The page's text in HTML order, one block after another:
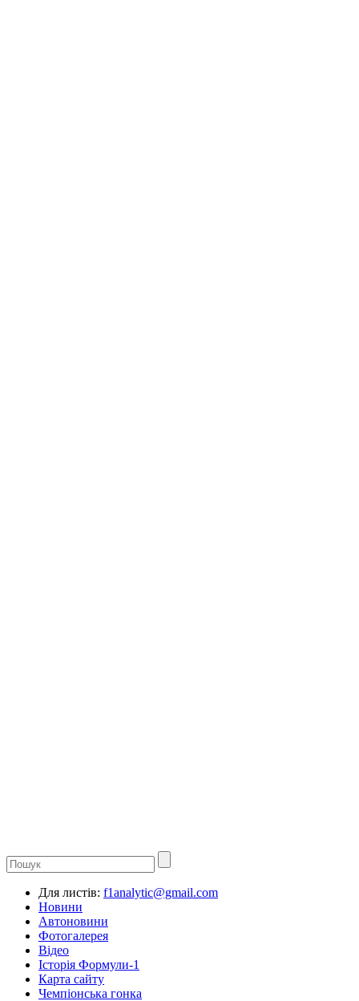
Для листів: f1analytic@gmail.com
Новини
Автоновини
Фотогалерея
Відео
Історія Формули-1
Карта сайту
Чемпіонська гонка